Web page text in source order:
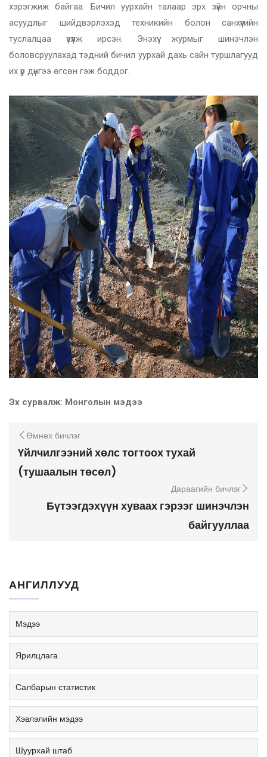
хэрэгжиж байгаа. Бичил уурхайн талаар эрх зүйн орчны
асуудлыг шийдвэрлэхэд техникийн болон санхүүгийн
туслалцаа үзүүлж ирсэн. Энэхүү журмыг шинэчлэн
боловсруулахад тэдний бичил уурхай дахь сайн туршлагууд
их үр дүнгээ өгсөн гэж боддог.
Эх сурвалж: Монголын мэдээ
Өмнөх бичлэг
Үйлчилгээний хөлс тогтоох тухай
(тушаалын төсөл)
Дараагийн бичлэг
Бүтээгдэхүүн хуваах гэрээг шинэчлэн
байгууллаа
АНГИЛЛУУД
Мэдээ
Ярилцлага
Салбарын статистик
Хэвлэлийн мэдээ
Шуурхай штаб